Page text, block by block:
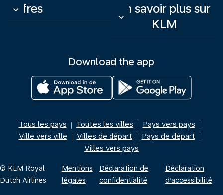
Offres
keyboard_arrow_down
En savoir plus sur
KLM
keyboard_arrow_down
Download the app
Tous les pays | Toutes les villes | Pays vers pays |
Ville vers ville | Villes de départ | Pays de départ |
Villes vers pays
© KLM Royal
Dutch Airlines
Mentions
légales
Déclaration de
confidentialité
Déclaration
d’accessibilité